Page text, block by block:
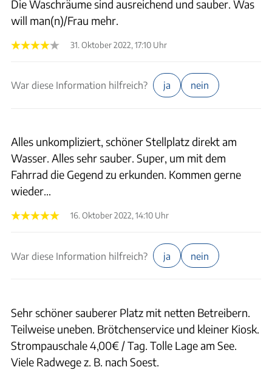
Die Waschräume sind ausreichend und sauber. Was
will man(n)/Frau mehr.
31. Oktober 2022, 17:10 Uhr
War diese Information hilfreich? ja nein
Alles unkompliziert, schöner Stellplatz direkt am
Wasser. Alles sehr sauber. Super, um mit dem
Fahrrad die Gegend zu erkunden. Kommen gerne
wieder…
16. Oktober 2022, 14:10 Uhr
War diese Information hilfreich? ja nein
Sehr schöner sauberer Platz mit netten Betreibern.
Teilweise uneben. Brötchenservice und kleiner Kiosk.
Strompauschale 4,00€ / Tag. Tolle Lage am See.
Viele Radwege z. B. nach Soest.